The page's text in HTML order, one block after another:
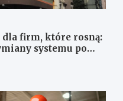
dla firm, które rosną:
systemu po